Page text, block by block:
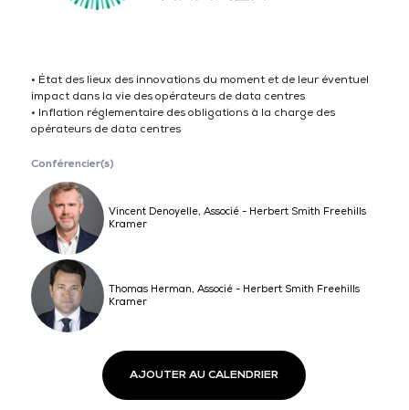
• État des lieux des innovations du moment et de leur éventuel
impact dans la vie des opérateurs de data centres
• Inflation réglementaire des obligations à la charge des
opérateurs de data centres
Conférencier(s)
Vincent Denoyelle, Associé - Herbert Smith Freehills
Kramer
Thomas Herman, Associé - Herbert Smith Freehills
Kramer
AJOUTER AU CALENDRIER